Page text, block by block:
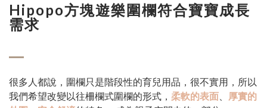
Hipopo方塊遊樂圍欄符合寶寶成長
需求
很多人都說，圍欄只是階段性的育兒用品，很不實用，所以
我們希望改變以往柵欄式圍欄的形式， 柔軟的表面
厚實的